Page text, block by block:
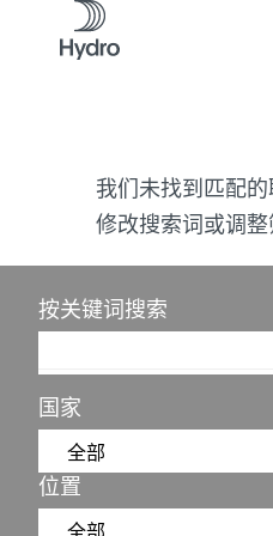
我们未找到匹配的
修改搜索词或调整
按关键词搜索
国家
位置